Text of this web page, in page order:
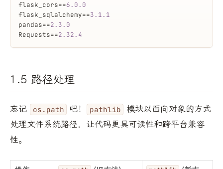
flask_cors==6.0.0
flask_sqlalchemy==3.1.1
pandas==2.3.0
Requests==2.32.4
1.5 路径处理
忘记 os.path 吧！ pathlib
模块以面向对象的方式
处理文件系统路径，让代码更具可读性和跨平台兼容
性。